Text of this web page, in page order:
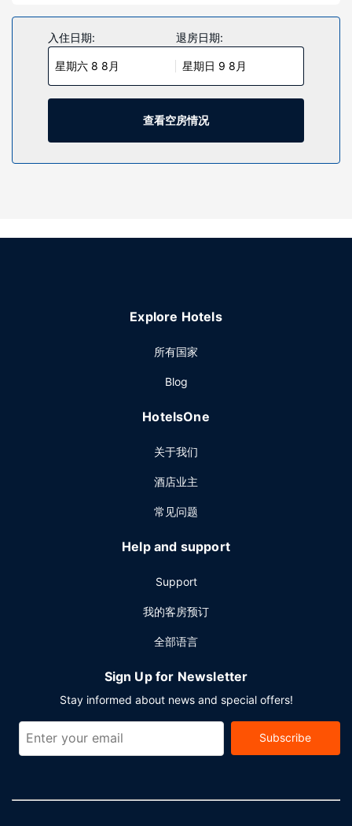
到家的舒适。带有数码频道的平板电视可满足您的娱乐需求；
同时提供免费无线网络，方便您与朋友保持联系。配备淋浴/盆
浴组合的浴室提供浸泡浴缸和免费洗浴用品。便利设施包括电
话，以及保险箱和书桌。
您可享受健身俱乐部、室外游泳池和桑拿等丰富度假设施。此
入住日期:
星期六 8 8月
退房日期:
星期日 9 8月
查看空房情况
Explore Hotels
所有国家
Blog
HotelsOne
关于我们
酒店业主
常见问题
Help and support
Support
我的客房预订
全部语言
Sign Up for Newsletter
Stay informed about news and special offers!
Subscribe